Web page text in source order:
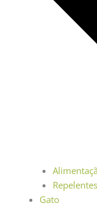
Repelentes
Gato